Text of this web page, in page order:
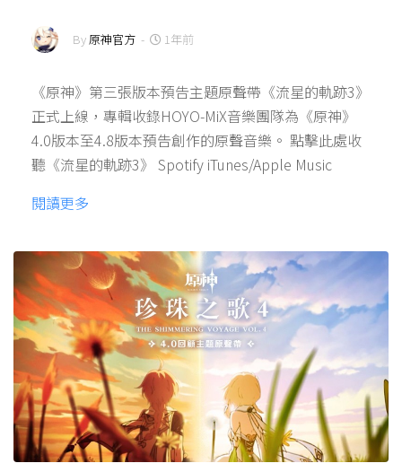
By原神官方 - 1年前
《原神》第三張版本預告主題原聲帶《流星的軌跡3》
正式上線，專輯收錄HOYO-MiX音樂團隊為《原神》
4.0版本至4.8版本預告創作的原聲音樂。 點擊此處收
聽《流星的軌跡3》 Spotify iTunes/Apple Music
閱讀更多